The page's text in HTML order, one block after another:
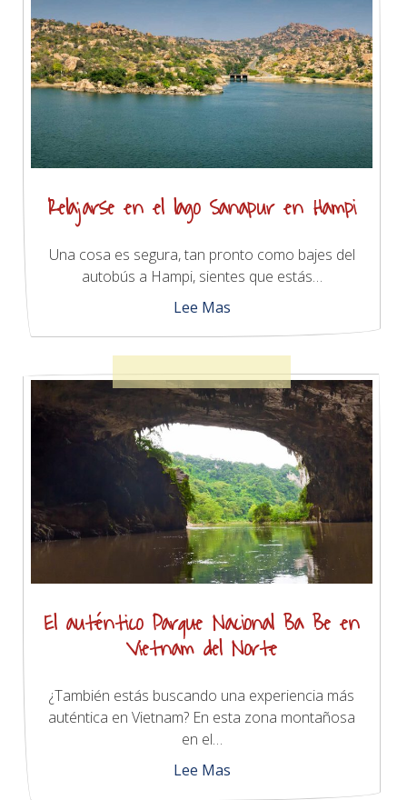
Relajarse en el lago Sanapur en Hampi
Una cosa es segura, tan pronto como bajes del
autobús a Hampi, sientes que estás…
Lee Mas
El auténtico Parque Nacional Ba Be en
Vietnam del Norte
¿También estás buscando una experiencia más
auténtica en Vietnam? En esta zona montañosa
en el…
Lee Mas